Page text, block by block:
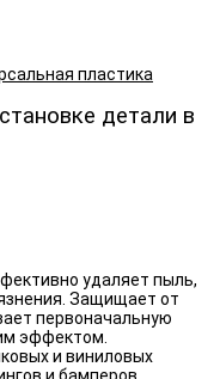
детали в
удаляет пыль,
Защищает от
первоначальную
эффектом.
и виниловых